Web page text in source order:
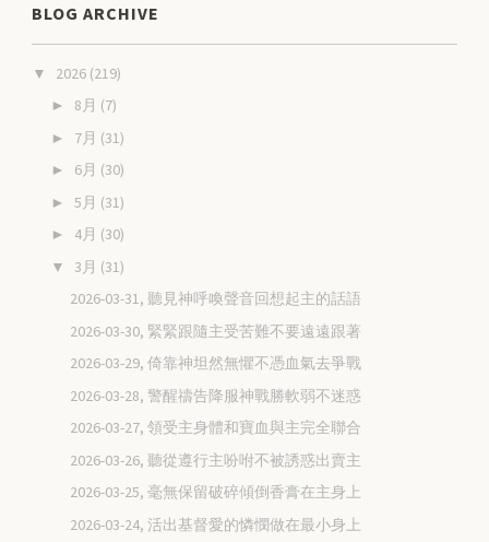
BLOG ARCHIVE
▼ 2026 (219)
► 8月 (7)
► 7月 (31)
► 6月 (30)
► 5月 (31)
► 4月 (30)
▼ 3月 (31)
2026-03-31, 聽見神呼喚聲音回想起主的話語
2026-03-30, 緊緊跟隨主受苦難不要遠遠跟著
2026-03-29, 倚靠神坦然無懼不憑血氣去爭戰
2026-03-28, 警醒禱告降服神戰勝軟弱不迷惑
2026-03-27, 領受主身體和寶血與主完全聯合
2026-03-26, 聽從遵行主吩咐不被誘惑出賣主
2026-03-25, 毫無保留破碎傾倒香膏在主身上
2026-03-24, 活出基督愛的憐憫做在最小身上